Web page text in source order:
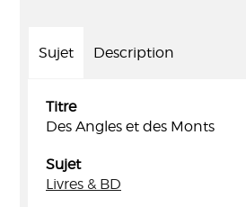
Sujet Description
Titre
Des Angles et des Monts
Sujet
Livres & BD